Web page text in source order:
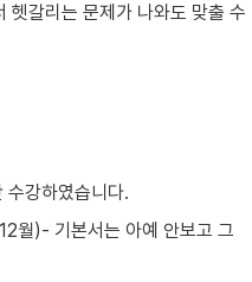
헷갈리는 문제가 나와도 맞출 수
수강하였습니다.
월)- 기본서는 아예 안보고 그